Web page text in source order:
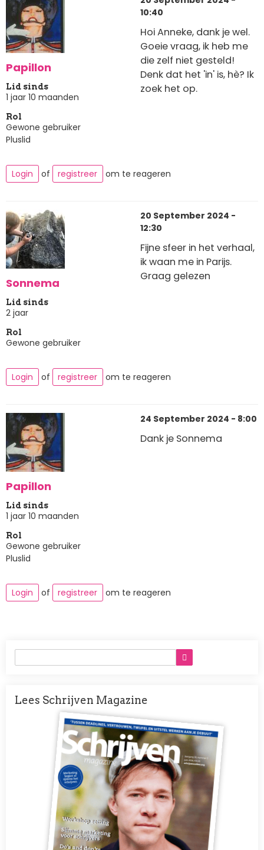
Papillon
Lid sinds
1 jaar 10 maanden
Rol
Gewone gebruiker
Pluslid
10:40
Hoi Anneke, dank je wel.
Goeie vraag, ik heb me
die zelf niet gesteld!
Denk dat het 'in' is, hè? Ik
zoek het op.
Login of registreer om te reageren
Sonnema
Lid sinds
2 jaar
Rol
Gewone gebruiker
20 September 2024 -
12:30
Fijne sfeer in het verhaal,
ik waan me in Parijs.
Graag gelezen
Login of registreer om te reageren
Papillon
Lid sinds
1 jaar 10 maanden
Rol
Gewone gebruiker
Pluslid
24 September 2024 - 8:00
Dank je Sonnema
Login of registreer om te reageren
Lees Schrijven Magazine
Afbeelding